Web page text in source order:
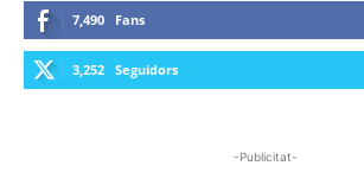
7,490 Fans
3,252 Seguidors
-Publicitat-